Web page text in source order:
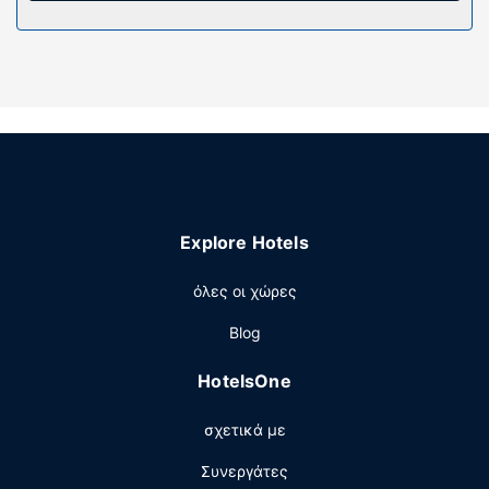
Κάντε δώρο στον εαυτό σας μια επίσκεψη στο σπα, το
περιλαμβάνουν δωρεάν ασύρματο ίντερνετ, υπηρεσίες
παιχνιδιών. Οι επισκέπτες μπορούν να τριγυρίσουν με το
δωρεάν λεωφορειάκι που καλύπτει αποστάσεις 5 μίλια.
Πάρτε κάτι να φάτε στο The Butcher’s Club, ένα από τα 4
μέσα και επωφεληθείτε από το room service (κατά τη
διάρκεια συγκεκριμένων ωρών μόνο). Επίσης, θα βρείτε
σνακ σε μια καφετέρια. Χαλαρώστε με ένα δροσιστικό
Explore Hotels
όλες οι χώρες
Blog
HotelsOne
σχετικά με
Συνεργάτες